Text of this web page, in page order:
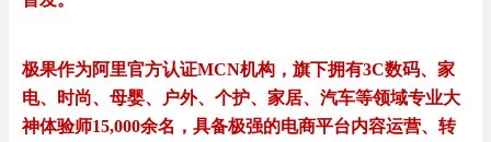
极果作为阿里官方认证MCN机构，旗下拥有3C数码、家
电、时尚、母婴、户外、个护、家居、汽车等领域专业大
神体验师15,000余名，具备极强的电商平台内容运营、转